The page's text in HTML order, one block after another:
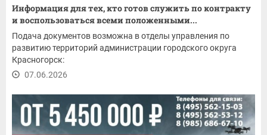
Информация для тех, кто готов служить по контракту
и воспользоваться всеми положенными...
Подача документов возможна в отделы управления по
развитию территорий администрации городского округа
Красногорск:
07.06.2026